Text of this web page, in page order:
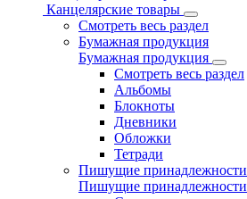
Канцелярские товары
Смотреть весь раздел
Бумажная продукция
Бумажная продукция
Смотреть весь раздел
Альбомы
Блокноты
Дневники
Обложки
Тетради
Пишущие принадлежности
Пишущие принадлежности